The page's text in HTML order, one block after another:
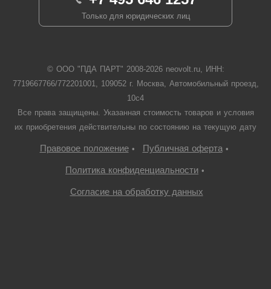
Только для юридических лиц
© ООО "ПДА ПАРТ" 2008-2026neovolt.ru, ИНН:
7719667766/772201001, 109052 г. Москва, Автомобильный проезд,
10с4
Все права защищены. Указанная стоимость товаров и условия
их приобретения действительны по состоянию на текущую дату
Правовое положение• Публичная оферта•
Политика конфиденциальности •
Согласие на обработку данных